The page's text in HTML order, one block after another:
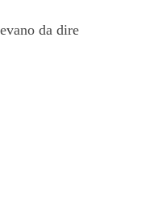
da dire